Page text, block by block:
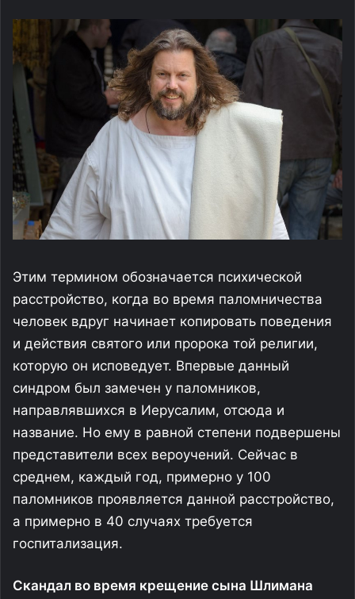
Этим термином обозначается психической
расстройство, когда во время паломничества
человек вдруг начинает копировать поведения
и действия святого или пророка той религии,
которую он исповедует. Впервые данный
синдром был замечен у паломников,
направлявшихся в Иерусалим, отсюда и
название. Но ему в равной степени подвершены
представители всех вероучений. Сейчас в
среднем, каждый год, примерно у 100
паломников проявляется данной расстройство,
а примерно в 40 случаях требуется
госпитализация.
Скандал во время крещение сына Шлимана